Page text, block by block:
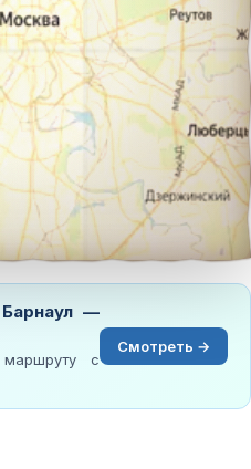
—
с
Смотреть →